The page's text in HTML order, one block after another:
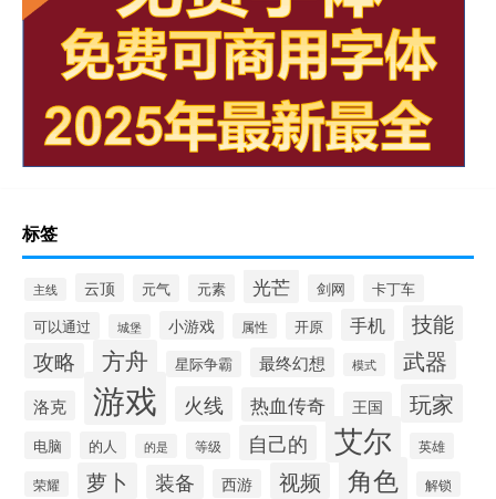
标签
主线 云顶 元气 元素 光芒 剑网
卡丁车
可以通过
城堡 小游戏 属性 开原 手机
技能
攻略
方舟 星际争霸 最终幻想 模式 武器
洛克 游戏 火线 热血传奇 王国 玩家
电脑 的人 的是 等级 自己的 艾尔 英雄
荣耀 萝卜 装备 西游 视频 角色 解锁